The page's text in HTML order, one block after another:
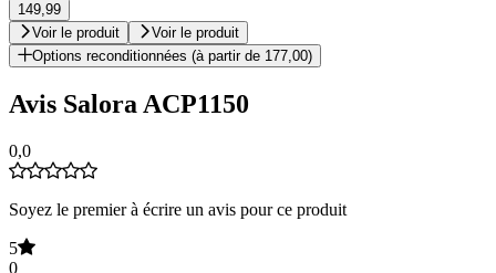
149,99
Voir le produit
Voir le produit
Options reconditionnées (à partir de 177,00)
Avis Salora ACP1150
0,0
Soyez le premier à écrire un avis pour ce produit
5
0